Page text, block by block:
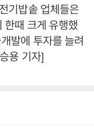
기밥솥 업체들은
한때 크게 유행했
발에 투자를 늘려
용 기자]